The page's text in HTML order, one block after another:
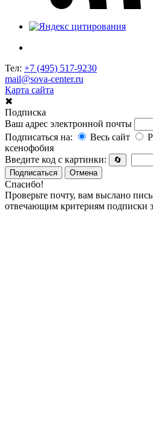
Тел: +7 (495) 517-9230
mail@sova-center.ru
Карта сайта
✖
Подписка
Ваш адрес электронной почты
Подписаться на:
Весь сайт
ксенофобия
Введите код с картинки:
🔄
Подписаться
Отмена
Спасибо!
Проверьте почту, вам выслано
отвечающим критериям подписки